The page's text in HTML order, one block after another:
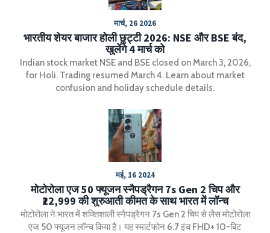
मार्च, 26 2026
भारतीय शेयर बाजार होली छुट्टी 2026: NSE और BSE बंद,
खुलेंगे 4 मार्च को
Indian stock market NSE and BSE closed on March 3, 2026,
for Holi. Trading resumed March 4. Learn about market
confusion and holiday schedule details.
मई, 16 2024
मोटोरोला एज 50 फ्यूजन स्नैपड्रैगन 7s Gen 2 चिप और
₹22,999 की शुरुआती कीमत के साथ भारत में लॉन्च
मोटोरोला ने भारत में शक्तिशाली स्नैपड्रैगन 7s Gen 2 चिप से लैस मोटोरोला
एज 50 फ्यूजन लॉन्च किया है। यह स्मार्टफोन 6.7 इंच FHD+ 10-बिट